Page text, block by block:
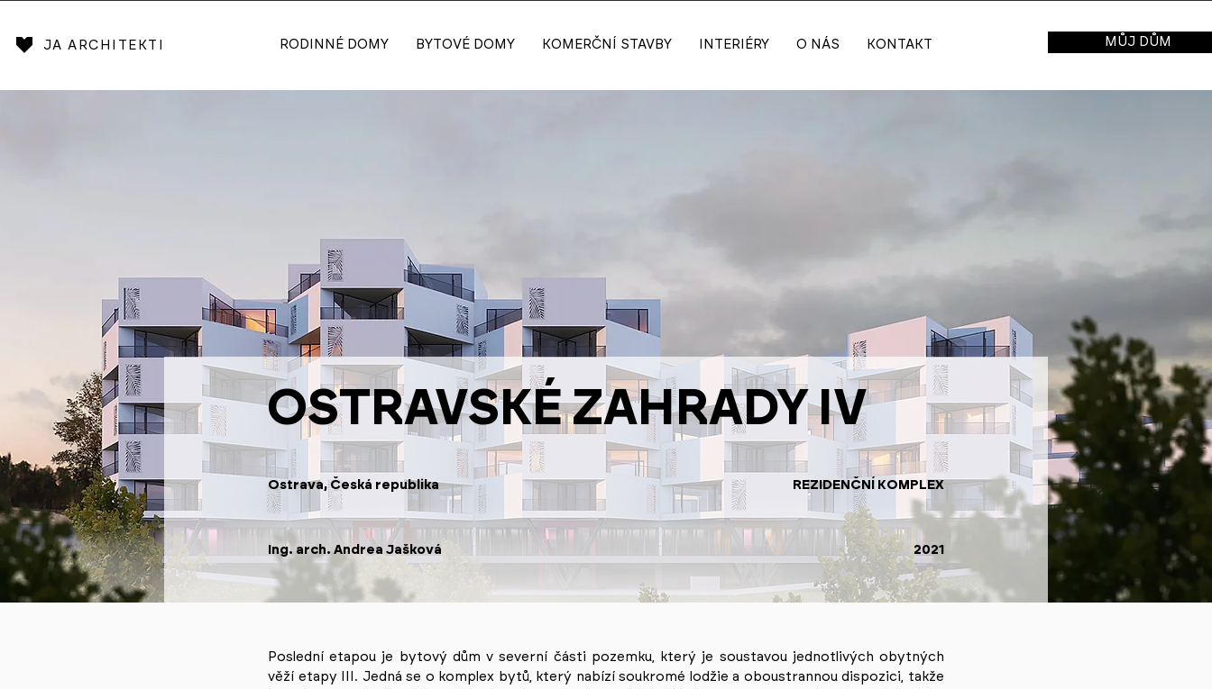
JA ARCHITEKTI RODINNÉ DOMY BYTOVÉ DOMY KOMERČNÍ STAVBY INTERIÉRY O NÁS KONTAKT MŮJ DŮM
OSTRAVSKÉ ZAHRADY IV
Ostrava, Česká republika REZIDENČNÍ KOMPLEX
Ing. arch. Andrea Jašková 2021
Poslední etapou je bytový dům v severní části pozemku, který je soustavou jednotlivých obytných
věží etapy III. Jedná se o komplex bytů, který nabízí soukromé lodžie a oboustrannou dispozici, takže